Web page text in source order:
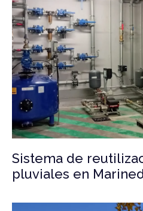
Sistema de
pluviales en